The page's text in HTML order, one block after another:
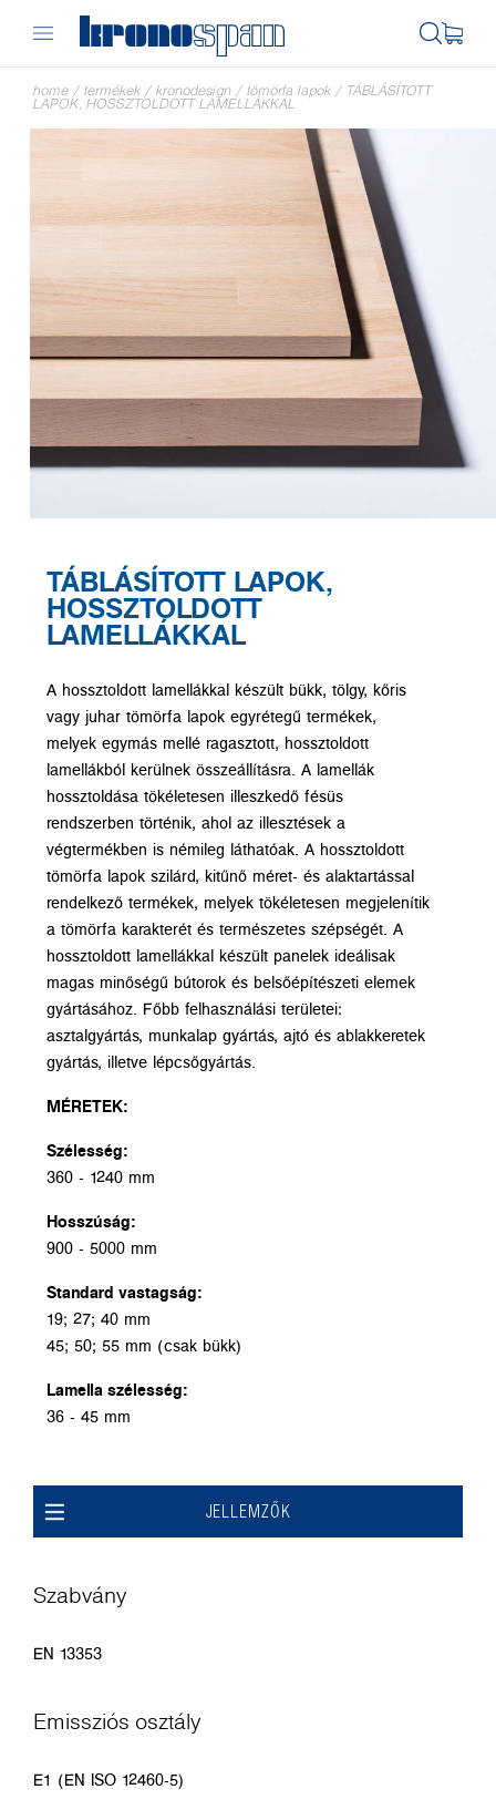
home / termékek / kronodesign / tömörfa lapok / TÁBLÁSÍTOTT
LAPOK, HOSSZTOLDOTT LAMELLÁKKAL
TÁBLÁSÍTOTT LAPOK,
HOSSZTOLDOTT
LAMELLÁKKAL
A hossztoldott lamellákkal készült bükk, tölgy, kőris
vagy juhar tömörfa lapok egyrétegű termékek,
melyek egymás mellé ragasztott, hossztoldott
lamellákból kerülnek összeállításra. A lamellák
hossztoldása tökéletesen illeszkedő fésüs
rendszerben történik, ahol az illesztések a
végtermékben is némileg láthatóak. A hossztoldott
tömörfa lapok szilárd, kitűnő méret- és alaktartással
rendelkező termékek, melyek tökéletesen megjelenítik
a tömörfa karakterét és természetes szépségét. A
hossztoldott lamellákkal készült panelek ideálisak
magas minőségű bútorok és belsőépítészeti elemek
gyártásához. Főbb felhasználási területei:
asztalgyártás, munkalap gyártás, ajtó és ablakkeretek
gyártás, illetve lépcsőgyártás.
MÉRETEK:
Szélesség:
360 - 1240 mm
Hosszúság:
900 - 5000 mm
Standard vastagság:
19; 27; 40 mm
45; 50; 55 mm (csak bükk)
Lamella szélesség:
36 - 45 mm
JELLEMZŐK
Szabvány
EN 13353
Emissziós osztály
E1 (EN ISO 12460-5)